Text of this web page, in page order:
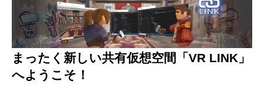
まったく新しい共有仮想空間「VR LINK」
へようこそ！